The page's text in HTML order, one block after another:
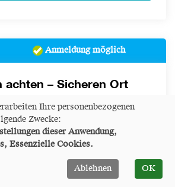
Anmeldung möglich
achten – Sicheren Ort
mit
Kontakt ohne
(OKK)
für die Diakonie
Ihre personenbezogenen
Zwecke:
dieser Anwendung,
Essenzielle Cookies.
Ablehnen OK